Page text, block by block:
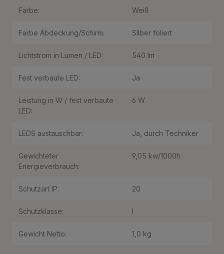
Farbe: Weiß
Farbe Abdeckung/Schirm: Silber foliert
Lichtstrom in Lumen / LED: 540 lm
Fest verbaute LED: Ja
Leistung in W / fest verbaute
LED:
6 W
LEDS austauschbar: Ja, durch Techniker
Gewichteter
Energieverbrauch:
9,05 kw/1000h
Schutzart IP: 20
Schutzklasse: I
Gewicht Netto: 1,0 kg